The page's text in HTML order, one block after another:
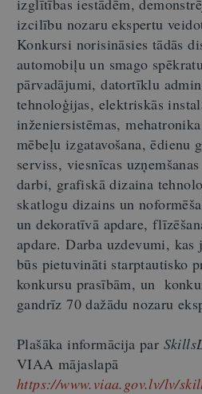
izcilību nozaru ekspertu
Konkursi norisināsies tādās
automobiļu un smago
pārvadājumi, datortīklu
tehnoloģijas, elektriskās
inženiersistēmas,
mēbeļu izgatavošana, ēdienu
serviss, viesnīcas
darbi, grafiskā dizaina
skatlogu dizains un
un dekoratīvā apdare,
apdare. Darba uzdevumi, kas
būs pietuvināti starptautisko
konkursu prasībām, un
gandrīz 70 dažādu nozaru
Plašāka informācija par
VIAA mājaslapā
https://www.viaa.gov.lv/lv/